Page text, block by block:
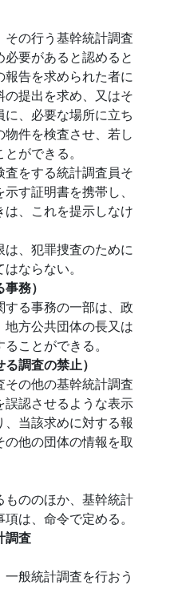
の行う基幹統計調査
要があると認めると
告を求められた者に
提出を求め、又はそ
、必要な場所に立ち
件を検査させ、若し
ができる。
をする統計調査員そ
す証明書を携帯し、
、これを提示しなけ
、犯罪捜査のために
ならない。
務）
る事務の一部は、政
方公共団体の長又は
ことができる。
調査の禁止）
の他の基幹統計調査
認させるような表示
当該求めに対する報
他の団体の情報を取
もののほか、基幹統計
は、命令で定める。
調査
般統計調査を行おう